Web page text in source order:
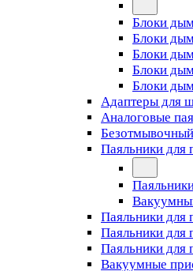
Блоки
Блоки
Блоки
Блоки
Блоки
Адаптеры для
Аналоговые
Паяльники для
Паяльники для
Паяльники для
Паяльники для
Вакуумные